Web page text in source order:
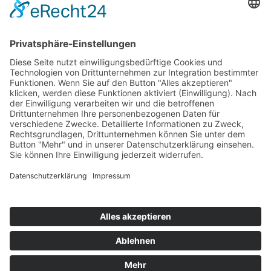
79379 Müllheim
Kontakt
07631 / 97396-204
mgm@lkbh.de
Rechtliches
Impressum
Datenschutz
Cookie-Einstellungen
Quicklinks